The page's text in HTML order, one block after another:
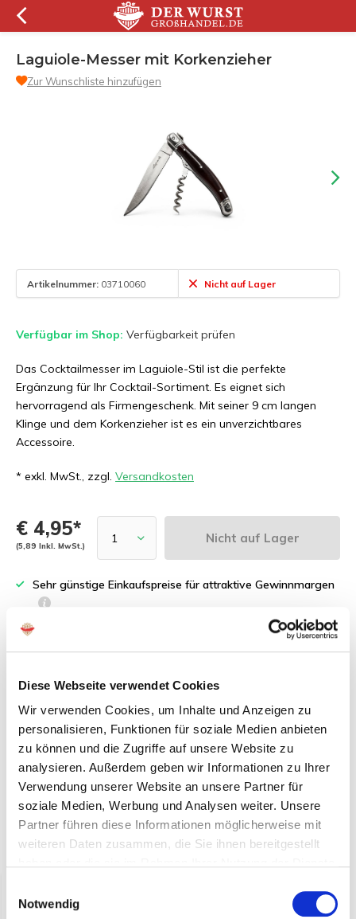
Diese Webseite verwendet Cookies
Wir verwenden Cookies, um Inhalte und Anzeigen zu
personalisieren, Funktionen für soziale Medien anbieten
zu können und die Zugriffe auf unsere Website zu
analysieren. Außerdem geben wir Informationen zu Ihrer
Verwendung unserer Website an unsere Partner für
soziale Medien, Werbung und Analysen weiter. Unsere
Partner führen diese Informationen möglicherweise mit
weiteren Daten zusammen, die Sie ihnen bereitgestellt
Notwendig
Laguiole-Messer mit Korkenzieher
Zur Wunschliste hinzufügen
Artikelnummer: 03710060 Nicht auf Lager
Verfügbar im Shop: Verfügbarkeit prüfen
Das Cocktailmesser im Laguiole-Stil ist die perfekte
Ergänzung für Ihr Cocktail-Sortiment. Es eignet sich
hervorragend als Firmengeschenk. Mit seiner 9 cm langen
Klinge und dem Korkenzieher ist es ein unverzichtbares
Accessoire.
* exkl. MwSt., zzgl. Versandkosten
€ 4,95*
(5,89 Inkl. MwSt.)
Nicht auf Lager
Sehr günstige Einkaufspreise für attraktive Gewinnmargen
Kostenloses Probepaket für Neukunden
Schnelle Lieferung innerhalb von 2 Werktagen
Produktbeschreibung
Laguiole-Messer mit Korkenzieher